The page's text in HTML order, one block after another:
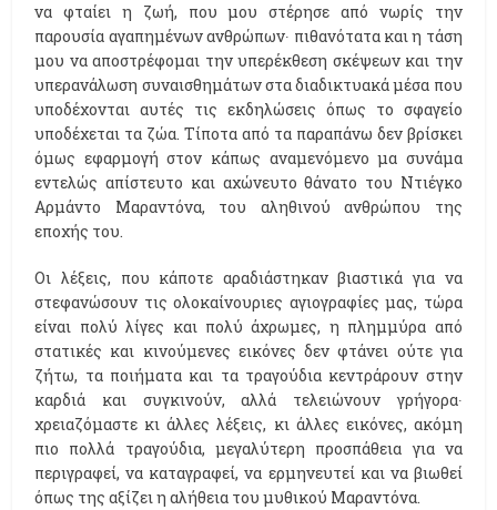
να φταίει η ζωή, που μου στέρησε από νωρίς την
παρουσία αγαπημένων ανθρώπων∙ πιθανότατα και η τάση
μου να αποστρέφομαι την υπερέκθεση σκέψεων και την
υπερανάλωση συναισθημάτων στα διαδικτυακά μέσα που
υποδέχονται αυτές τις εκδηλώσεις όπως το σφαγείο
υποδέχεται τα ζώα. Τίποτα από τα παραπάνω δεν βρίσκει
όμως εφαρμογή στον κάπως αναμενόμενο μα συνάμα
εντελώς απίστευτο και αχώνευτο θάνατο του Ντιέγκο
Αρμάντο Μαραντόνα, του αληθινού ανθρώπου της
εποχής του.
Οι λέξεις, που κάποτε αραδιάστηκαν βιαστικά για να
στεφανώσουν τις ολοκαίνουριες αγιογραφίες μας, τώρα
είναι πολύ λίγες και πολύ άχρωμες, η πλημμύρα από
στατικές και κινούμενες εικόνες δεν φτάνει ούτε για
ζήτω, τα ποιήματα και τα τραγούδια κεντράρουν στην
καρδιά και συγκινούν, αλλά τελειώνουν γρήγορα∙
χρειαζόμαστε κι άλλες λέξεις, κι άλλες εικόνες, ακόμη
πιο πολλά τραγούδια, μεγαλύτερη προσπάθεια για να
περιγραφεί, να καταγραφεί, να ερμηνευτεί και να βιωθεί
όπως της αξίζει η αλήθεια του μυθικού Μαραντόνα.